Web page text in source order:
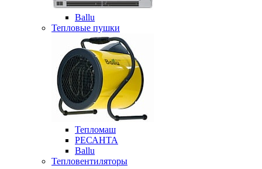
Ballu
Тепловые пушки
Тепломаш
РЕСАНТА
Ballu
Тепловентиляторы